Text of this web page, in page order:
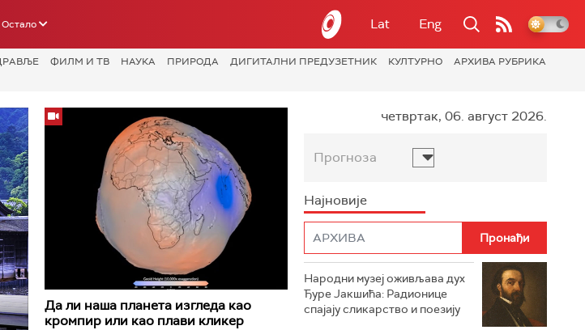
Остало Lat Eng
ФИЛМ И ТВ НАУКА ПРИРОДА ДИГИТАЛНИ ПРЕДУЗЕТНИК КУЛТУРНО
АРХИВА РУБРИКА
Да ли наша планета изгледа као
кромпир или као плави кликер
четвртак, 06. август 2026.
Прогноза
Најновије
Народни музеј оживљава дух
Ђуре Јакшића: Радионице
спајају сликарство и поезију